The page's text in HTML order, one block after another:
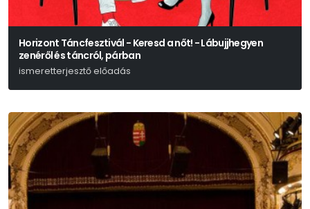
Horizont Táncfesztivál - Keresd a nőt! - Lábujjhegyen
zenéről és táncról, párban
ismeretterjesztő előadás